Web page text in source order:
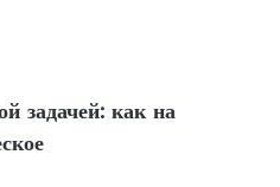
задачей: как на